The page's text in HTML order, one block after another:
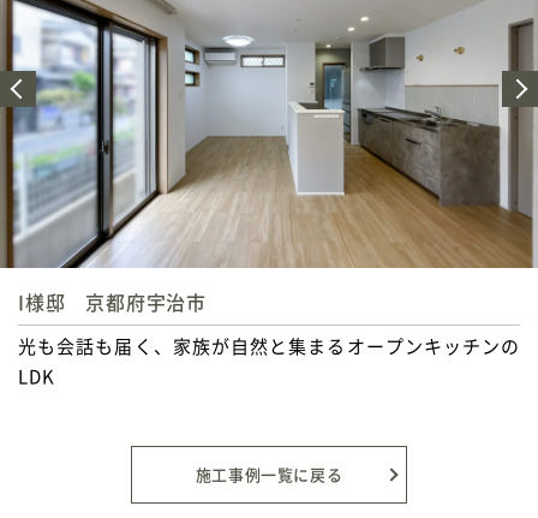
T様邸 京都府宇治市
心ほどけるバスタイムと心弾む洗面空間
施工事例一覧に戻る